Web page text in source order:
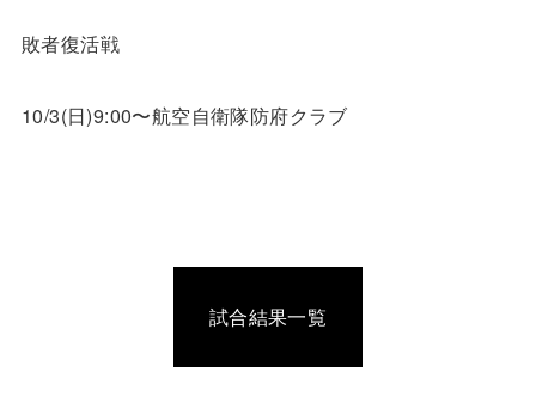
敗者復活戦
10/3(日)9:00〜航空自衛隊防府クラブ
試合結果一覧